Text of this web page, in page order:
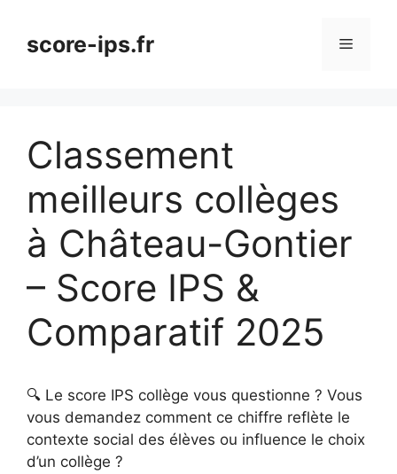
contenuscore-ips.fr Menu
Classement
meilleurs collèges
à Château-Gontier
– Score IPS &
Comparatif 2025
🔍 Le score IPS collège vous questionne ? Vous
vous demandez comment ce chiffre reflète le
contexte social des élèves ou influence le choix
d’un collège ?